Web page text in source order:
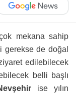
mekana sahip
gerekse de doğal
edilebilecek
belli başlı
ise yılın